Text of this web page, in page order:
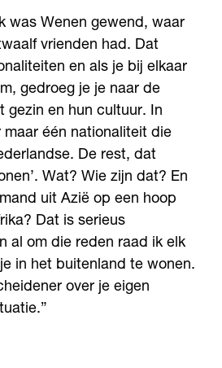
was Wenen gewend, waar
vrienden had. Dat
en als je bij elkaar
gedroeg je je naar de
gezin en hun cultuur. In
maar één nationaliteit die
De rest, dat
Wat? Wie zijn dat? En
uit Azië op een hoop
Dat is serieus
al om die reden raad ik elk
in het buitenland te wonen.
over je eigen